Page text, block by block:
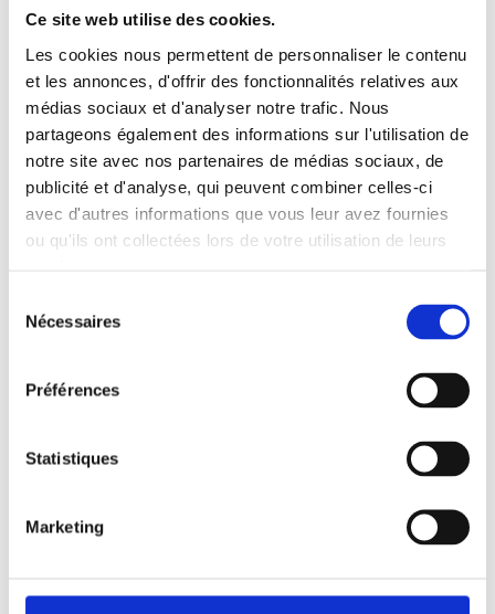
Ce site web utilise des cookies.
Les cookies nous permettent de personnaliser le contenu
et les annonces, d'offrir des fonctionnalités relatives aux
médias sociaux et d'analyser notre trafic. Nous
partageons également des informations sur l'utilisation de
notre site avec nos partenaires de médias sociaux, de
publicité et d'analyse, qui peuvent combiner celles-ci
avec d'autres informations que vous leur avez fournies
ou qu'ils ont collectées lors de votre utilisation de leurs
Nécessaires
Préférences
Statistiques
Marketing
L’ACCESSION À LA PROPRIÉTÉ, C'EST
POSSIBLE !
Devenez propriétaires grâce au
PSLA
Devenir propriétaire grâce à l’accession sociale, c’est plus
facile. Domial s'attache à développer des programmes
revenus plus modestes. Grâce au Prêt Social Location
Accession, bénéficiez sous certaines conditions, de
TVA réduite à 5,5 %
construction
compter de la date d’achèvement des travaux
locative